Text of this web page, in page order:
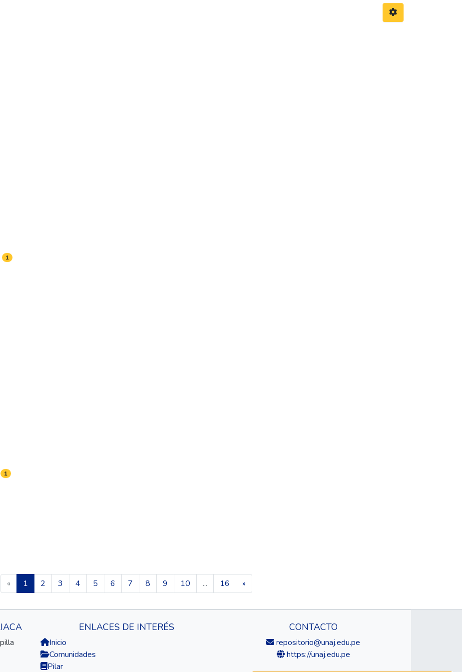
1
1
« 1 (current)
2 3 4 5 6 7 8 9 10 ... 16 »
ENLACES DE INTERÉS
Inicio
Comunidades
Pilar
CONTACTO
repositorio@unaj.edu.pe
https://unaj.edu.pe